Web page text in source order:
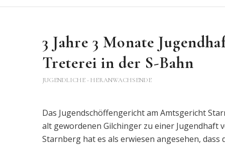
3 Jahre 3 Monate
Treterei in der S-Bahn
JUGENDLICHE - HERANWACHSENDE
Das Jugendschöffengericht am Amtsgericht
alt gewordenen Gilchinger zu einer Jugendhaft
Starnberg hat es als erwiesen angesehen,